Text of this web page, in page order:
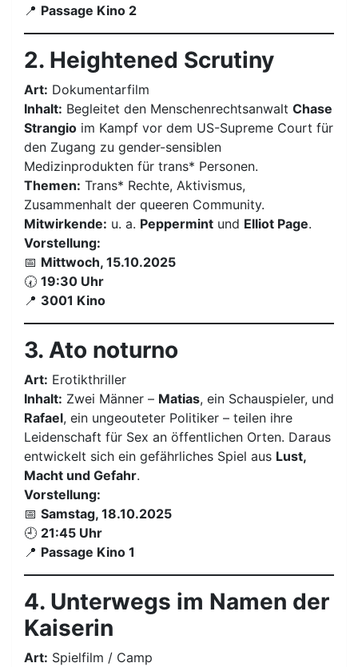
📍 Passage Kino 2
2. Heightened Scrutiny
Art: Dokumentarfilm
Inhalt: Begleitet den Menschenrechtsanwalt Chase
Strangio im Kampf vor dem US-Supreme Court für
den Zugang zu gender-sensiblen
Medizinprodukten für trans* Personen.
Themen: Trans* Rechte, Aktivismus,
Zusammenhalt der queeren Community.
Mitwirkende: u. a. Peppermint und Elliot Page.
Vorstellung:
📅 Mittwoch, 15.10.2025
🕢 19:30 Uhr
📍 3001 Kino
3. Ato noturno
Art: Erotikthriller
Inhalt: Zwei Männer – Matias, ein Schauspieler, und
Rafael, ein ungeouteter Politiker – teilen ihre
Leidenschaft für Sex an öffentlichen Orten. Daraus
entwickelt sich ein gefährliches Spiel aus Lust,
Macht und Gefahr.
Vorstellung:
📅 Samstag, 18.10.2025
🕘 21:45 Uhr
📍 Passage Kino 1
4. Unterwegs im Namen der
Kaiserin
Art: Spielfilm / Camp